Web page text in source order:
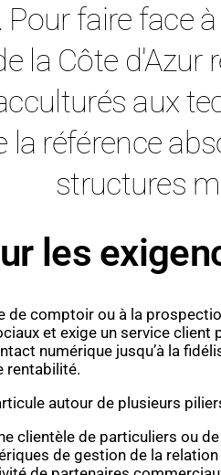
faire face
la Côte
aux
référence
structures
les
de comptoir ou à la
et exige un service client
numérique jusqu’à la
rentabilité.
autour de plusieurs
clientèle de particuliers ou
de gestion de la